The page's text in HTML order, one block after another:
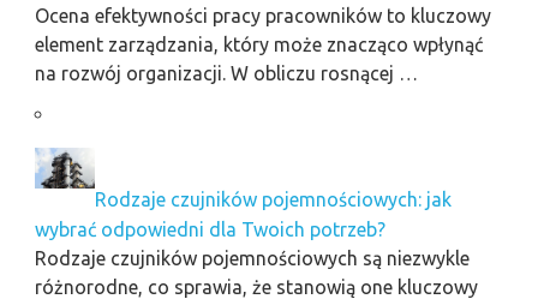
Ocena efektywności pracy pracowników to kluczowy
element zarządzania, który może znacząco wpłynąć
na rozwój organizacji. W obliczu rosnącej …
Rodzaje czujników pojemnościowych: jak
wybrać odpowiedni dla Twoich potrzeb?
Rodzaje czujników pojemnościowych są niezwykle
różnorodne, co sprawia, że stanowią one kluczowy